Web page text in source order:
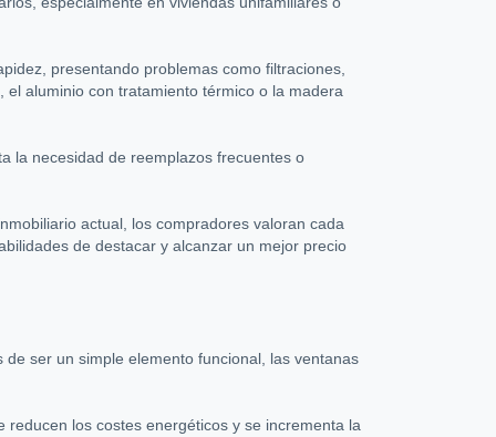
presentando problemas como filtraciones,
aluminio con tratamiento térmico o la madera
la necesidad de reemplazos frecuentes o
actual, los compradores valoran cada
de destacar y alcanzar un mejor precio
ser un simple elemento funcional, las ventanas
los costes energéticos y se incrementa la